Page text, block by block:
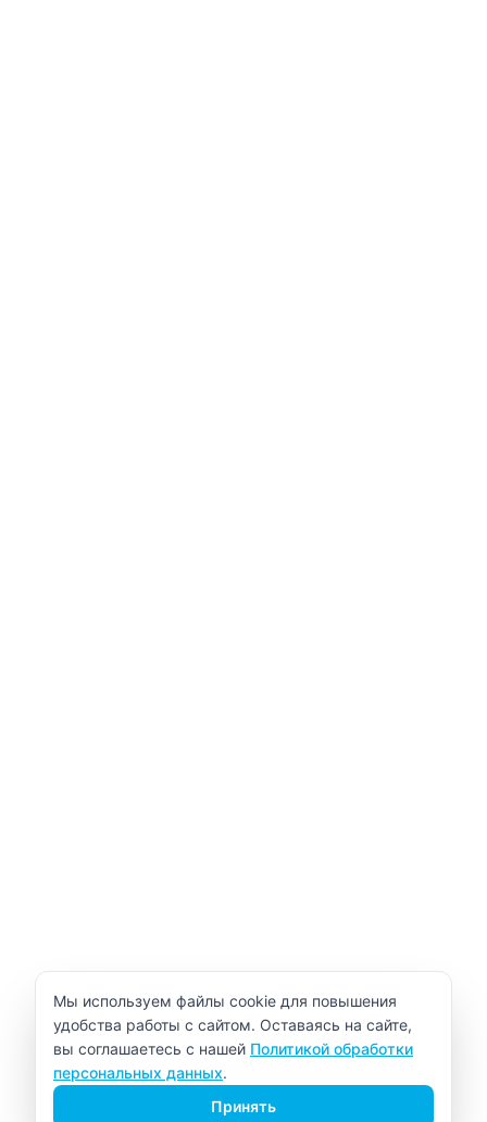
Уведомление об использовании cookie
Мы используем файлы cookie для повышения
удобства работы с сайтом. Оставаясь на сайте,
вы соглашаетесь с нашей Политикой обработки
персональных данных.
Принять